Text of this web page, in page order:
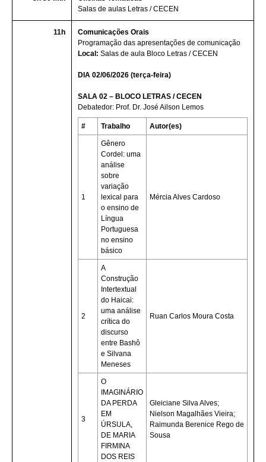
Salas de aulas Letras / CECEN
11h
Comunicações Orais
Programação das apresentações de comunicação
Local: Salas de aula Bloco Letras / CECEN
DIA 02/06/2026 (terça-feira)
SALA 02 – BLOCO LETRAS / CECEN
Debatedor: Prof. Dr. José Ailson Lemos
# Trabalho Autor(es)
1
Gênero
Cordel: uma
análise
sobre
variação
lexical para
o ensino de
Língua
Portuguesa
no ensino
básico
Mércia Alves Cardoso
2
A
Construção
Intertextual
do Haicai:
uma análise
crítica do
discurso
entre Bashô
e Silvana
Meneses
Ruan Carlos Moura Costa
3
O
IMAGINÁRIO
DA PERDA
EM
ÚRSULA,
DE MARIA
FIRMINA
DOS REIS
Gleiciane Silva Alves;
Nielson Magalhães Vieira;
Raimunda Berenice Rego de
Sousa